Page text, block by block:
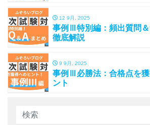
12 9月, 2025
事例Ⅲ特別編：頻出質問＆
徹底解説
9 9月, 2025
事例Ⅲ必勝法：合格点を
ント